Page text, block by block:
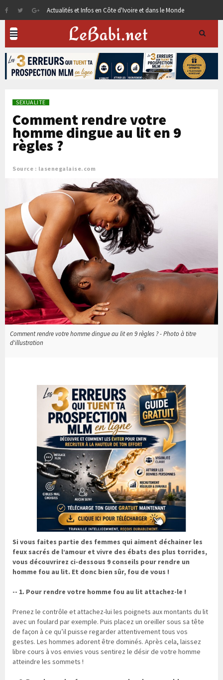
Actualités et Infos en Côte d'Ivoire et dans le Monde
SEXUALITE
Comment rendre votre
homme dingue au lit en 9
règles ?
Source : lasenegalaise.com
Comment rendre votre homme dingue au lit en 9 règles ? - Photo à titre
d'illustration
Si vous faites partie des femmes qui aiment déchainer les
feux sacrés de l’amour et vivre des ébats des plus torrides,
vous découvrirez ci-dessous 9 conseils pour rendre un
homme fou au lit. Et donc bien sûr, fou de vous !
-- 1. Pour rendre votre homme fou au lit attachez-le !
Prenez le contrôle et attachez-lui les poignets aux montants du lit
avec un foulard par exemple. Puis placez un oreiller sous sa tête
de façon à ce qu’il puisse regarder attentivement tous vos
gestes. Les hommes adorent être dominés. Après cela, laissez
libre cours à vos envies vous sentirez le désir de votre homme
atteindre les sommets !